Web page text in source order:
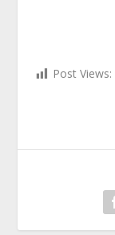
Post Views: